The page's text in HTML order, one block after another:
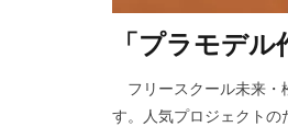
「プラモデ
フリースクール未来・
す。人気プロジェクト